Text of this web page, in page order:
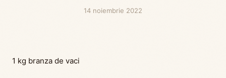
14 noiembrie 2022
1 kg branza de vaci